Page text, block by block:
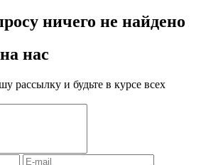
ничего не найдено
нас
рассылку и будьте в курсе всех